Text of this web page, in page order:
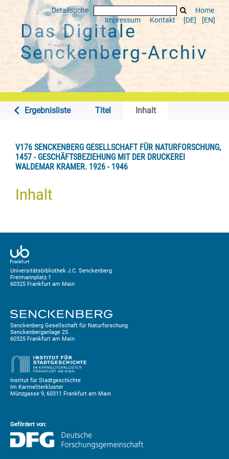
Detailsuche
Home
Impressum
Kontakt [DE] [EN]
Das Digitale
Senckenberg-Archiv
Ergebnisliste Titel Inhalt
V176 SENCKENBERG GESELLSCHAFT FÜR NATURFORSCHUNG,
1457 - GESCHÄFTSBEZIEHUNG MIT DER DRUCKEREI
WALDEMAR KRAMER. 1926 - 1946
Inhalt
Universitätsbibliothek J.C. Senckenberg
Freimannplatz 1
60325 Frankfurt am Main
Senckenberg Gesellschaft für Naturforschung
Senckenberganlage 25
60325 Frankfurt am Main
Institut für Stadtgeschichte
Im Karmeliterkloster
Münzgasse 9, 60311 Frankfurt am Main
Gefördert von: